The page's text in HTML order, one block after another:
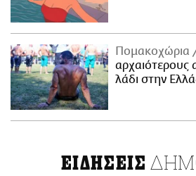
Πομακοχώρια
αρχαιότερους
λάδι στην
ΕΙΔΗΣΕΙΣ